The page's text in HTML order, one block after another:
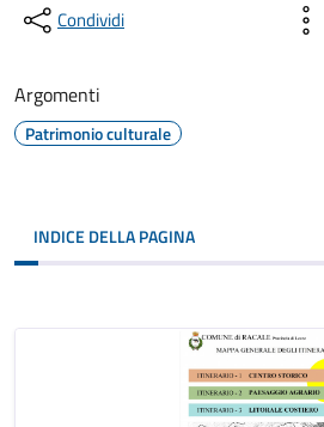
Condividi
Argomenti
Patrimonio culturale
INDICE DELLA PAGINA